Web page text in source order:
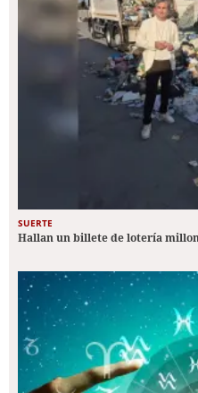
SUERTE
Hallan un billete de lotería